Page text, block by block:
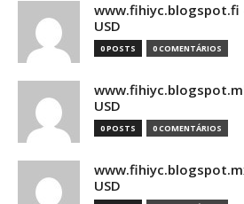
www.fihiyc.blogspot.fi
USD
0 POSTS 0 COMENTÁRIOS
USD
0 POSTS 0 COMENTÁRIOS
USD